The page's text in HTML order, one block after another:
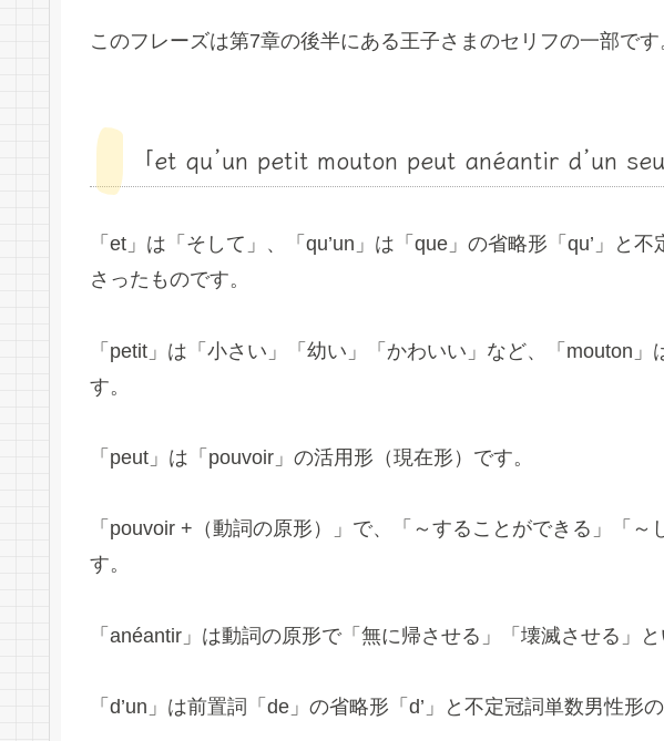
このフレーズは第7章の後半にある王子さまのセリフの一部です
「et qu’un petit mouton peut anéantir d’un
「et」は「そして」、「qu’un」は「que」の省略形「qu’」と
さったものです。
「petit」は「小さい」「幼い」「かわいい」など、「mouton
す。
「peut」は「pouvoir」の活用形（現在形）です。
「pouvoir +（動詞の原形）」で、「～することができる」「～
す。
「anéantir」は動詞の原形で「無に帰させる」「壊滅させる」
「d’un」は前置詞「de」の省略形「d’」と不定冠詞単数男性形